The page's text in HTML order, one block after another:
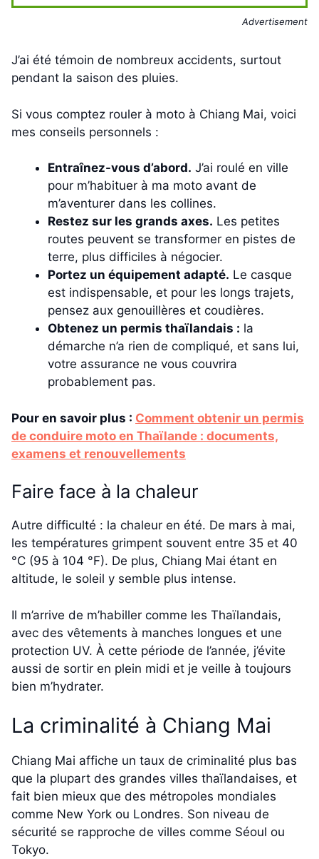
Advertisement
J’ai été témoin de nombreux accidents, surtout
pendant la saison des pluies.
Si vous comptez rouler à moto à Chiang Mai, voici
mes conseils personnels :
Entraînez-vous d’abord. J’ai roulé en ville
pour m’habituer à ma moto avant de
m’aventurer dans les collines.
Restez sur les grands axes. Les petites
routes peuvent se transformer en pistes de
terre, plus difficiles à négocier.
Portez un équipement adapté. Le casque
est indispensable, et pour les longs trajets,
pensez aux genouillères et coudières.
Obtenez un permis thaïlandais : la
démarche n’a rien de compliqué, et sans lui,
votre assurance ne vous couvrira
probablement pas.
Pour en savoir plus : Comment obtenir un permis
de conduire moto en Thaïlande : documents,
examens et renouvellements
Faire face à la chaleur
Autre difficulté : la chaleur en été. De mars à mai,
les températures grimpent souvent entre 35 et 40
°C (95 à 104 °F). De plus, Chiang Mai étant en
altitude, le soleil y semble plus intense.
Il m’arrive de m’habiller comme les Thaïlandais,
avec des vêtements à manches longues et une
protection UV. À cette période de l’année, j’évite
aussi de sortir en plein midi et je veille à toujours
bien m’hydrater.
La criminalité à Chiang Mai
Chiang Mai affiche un taux de criminalité plus bas
que la plupart des grandes villes thaïlandaises, et
fait bien mieux que des métropoles mondiales
comme New York ou Londres. Son niveau de
sécurité se rapproche de villes comme Séoul ou
Tokyo.